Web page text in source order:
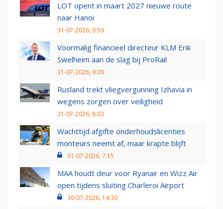
LOT opent in maart 2027 nieuwe route
naar Hanoi
31-07-2026, 9:59
Voormalig financieel directeur KLM Erik
Swelheim aan de slag bij ProRail
31-07-2026, 9:09
Rusland trekt vliegvergunning Izhavia in
wegens zorgen over veiligheid
31-07-2026, 8:03
Wachttijd afgifte onderhoudslicenties
monteurs neemt af, maar krapte blijft
31-07-2026, 7:15
MAA houdt deur voor Ryanair en Wizz Air
open tijdens sluiting Charleroi Airport
30-07-2026, 14:30